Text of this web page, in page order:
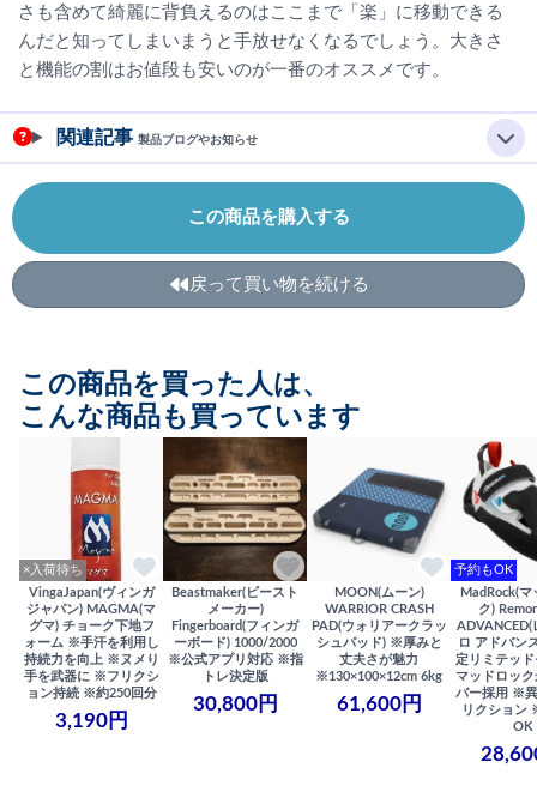
さも含めて綺麗に背負えるのはここまで「楽」に移動できる
んだと知ってしまいまうと手放せなくなるでしょう。大きさ
と機能の割はお値段も安いのが一番のオススメです。
関連記事 製品ブログやお知らせ
この商品を購入する
戻って買い物を続ける
この商品を買った人は、
こんな商品も買っています
×入荷待ち
VingaJapan(ヴィンガ
ジャパン) MAGMA(マ
グマ) チョーク下地フ
ォーム ※手汗を利用し
持続力を向上 ※ヌメり
手を武器に ※フリクシ
ョン持続 ※約250回分
3,190円
Beastmaker(ビースト
メーカー)
Fingerboard(フィンガ
ーボード) 1000/2000
※公式アプリ対応 ※指
トレ決定版
30,800円
MOON(ムーン)
WARRIOR CRASH
PAD(ウォリアークラッ
シュパッド) ※厚みと
丈夫さが魅力
※130×100×12cm 6kg
61,600円
予約もOK
MadRock(マ
ク)
ADVANCED(
ロ アドバン
定リミテッ
マッドロック
バー採用 ※
リクション
OK